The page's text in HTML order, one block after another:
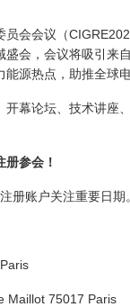
员会会议（
盛会，会议将吸引来
能源热点，助推全球
开幕论坛、技术讲座
参会！
册账户关注重要日期
Maillot 75017 Paris